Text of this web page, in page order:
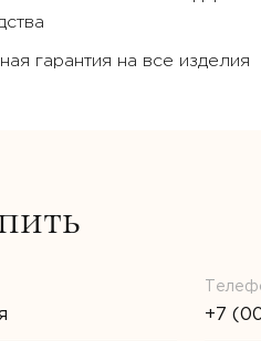
гарантия на все изделия